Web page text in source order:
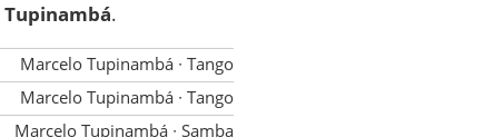
.
Marcelo Tupinambá ∙ Tango
Marcelo Tupinambá ∙ Tango
Marcelo Tupinambá ∙ Samba